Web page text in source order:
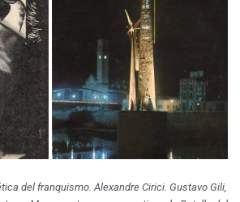
del franquismo. Alexandre Cirici. Gustavo Gili,